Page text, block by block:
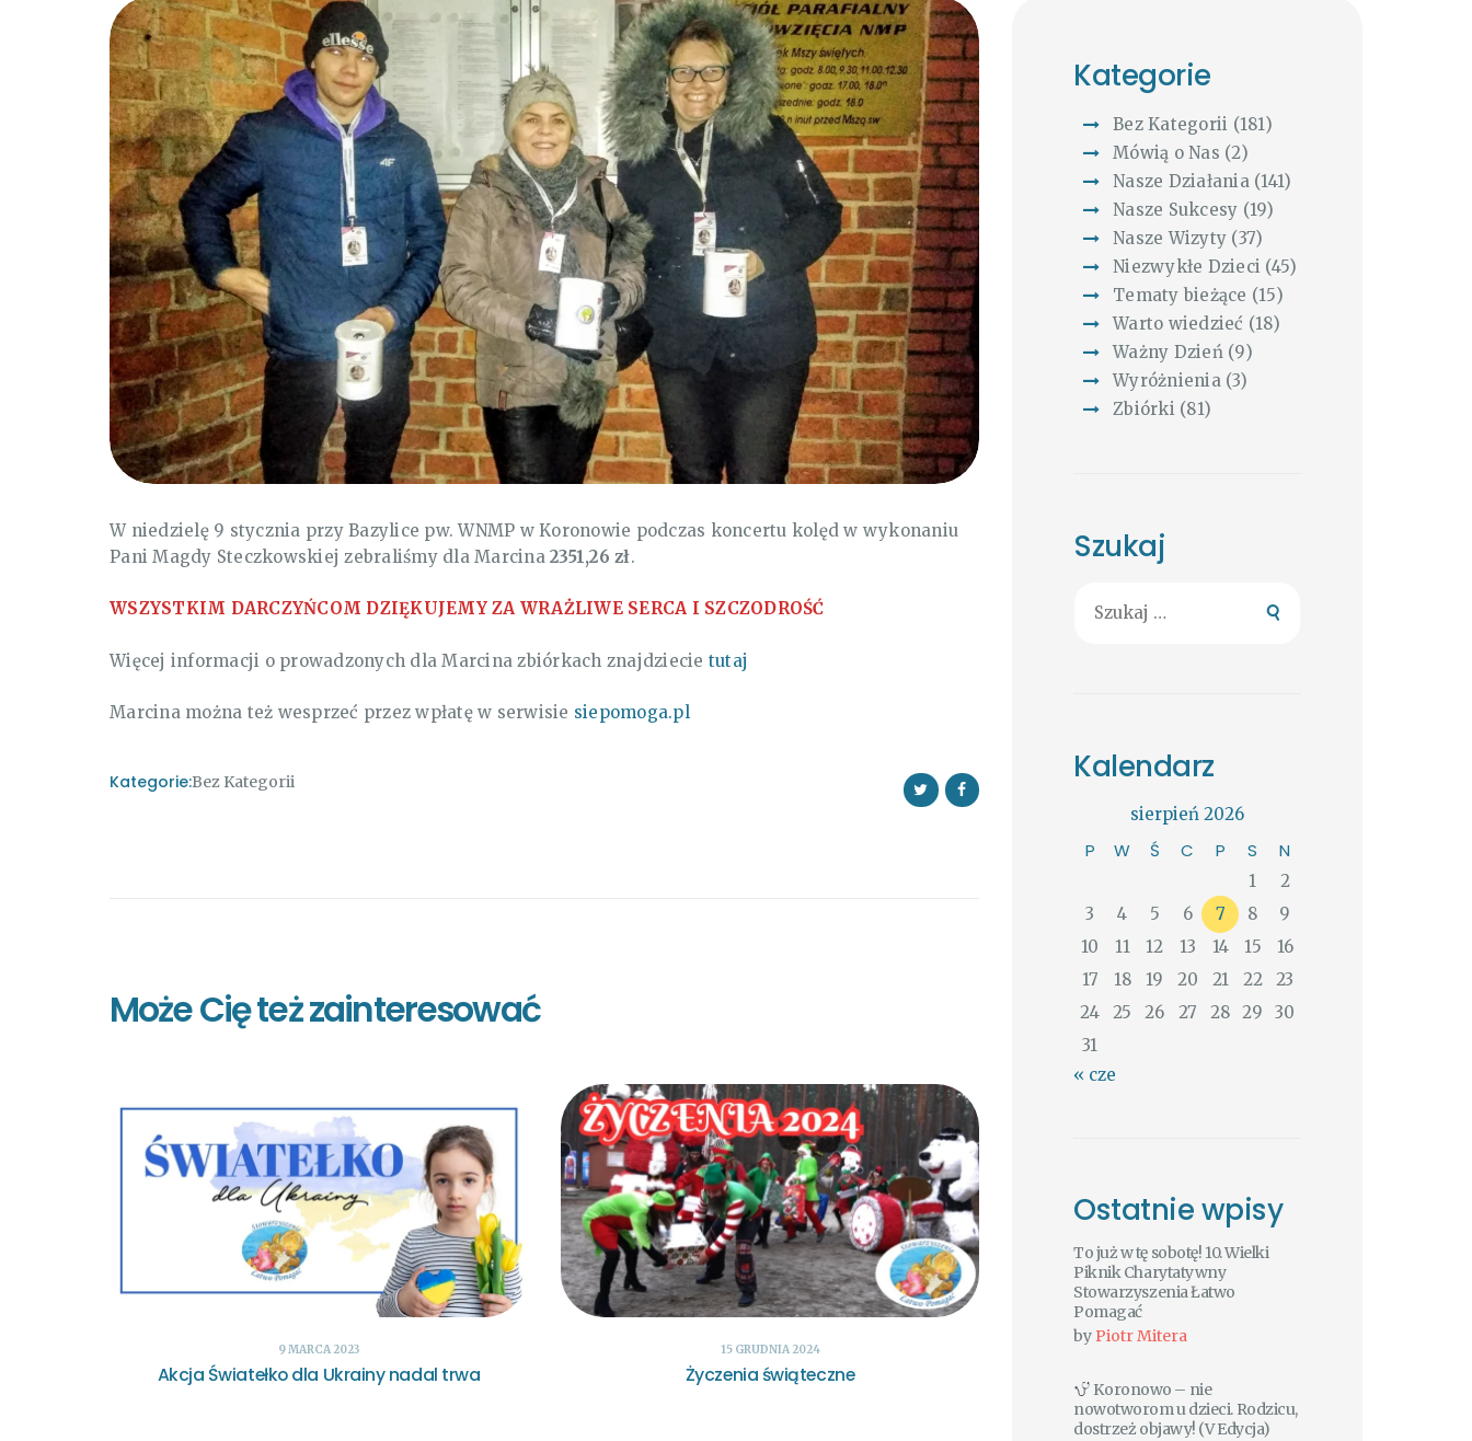
W niedzielę 9 stycznia przy Bazylice pw. WNMP w Koronowie podczas koncertu kolęd w wykonaniu
Pani Magdy Steczkowskiej zebraliśmy dla Marcina 2351,26 zł.
WSZYSTKIM DARCZYŃCOM DZIĘKUJEMY ZA WRAŻLIWE SERCA I SZCZODROŚĆ
Więcej informacji o prowadzonych dla Marcina zbiórkach znajdziecie tutaj
Marcina można też wesprzeć przez wpłatę w serwisie siepomoga.pl
Kategorie:Bez Kategorii
Może Cię też zainteresować
9 MARCA 2023
Akcja Światełko dla Ukrainy nadal trwa
15 GRUDNIA 2024
Życzenia świąteczne
Kategorie
Bez Kategorii (181)
Mówią o Nas (2)
Nasze Działania(141)
Nasze Sukcesy (19)
Nasze Wizyty (37)
Niezwykłe Dzieci (45)
Tematy bieżące (15)
Warto wiedzieć (18)
Ważny Dzień(9)
Wyróżnienia(3)
Zbiórki (81)
Szukaj
Kalendarz
sierpień 2026
P W Ś C P S N
1
2
3
4 5 6 7 8
9
10
11 12 13 14 15
16
17
18 19 20 21 22
23
24
25 26 27 28 29
30
31
« cze
Ostatnie wpisy
To już w tę sobotę! 10. Wielki
Piknik Charytatywny
Stowarzyszenia Łatwo
Pomagać
by Piotr Mitera
Koronowo – nie
nowotworom u dzieci. Rodzicu,
dostrzeż objawy! (V Edycja)